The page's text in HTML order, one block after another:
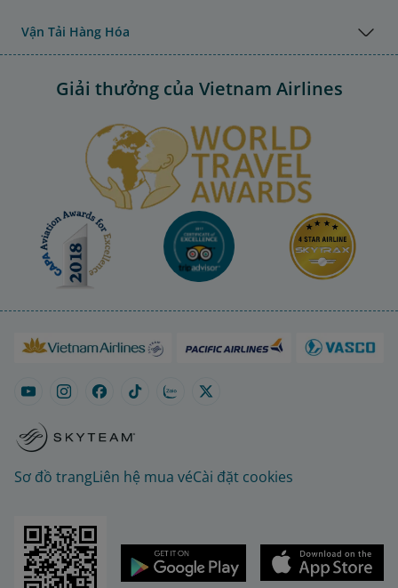
Vận Tải Hàng Hóa
Giải thưởng của Vietnam Airlines
Sơ đồ trangLiên hệ mua véCài đặt cookies